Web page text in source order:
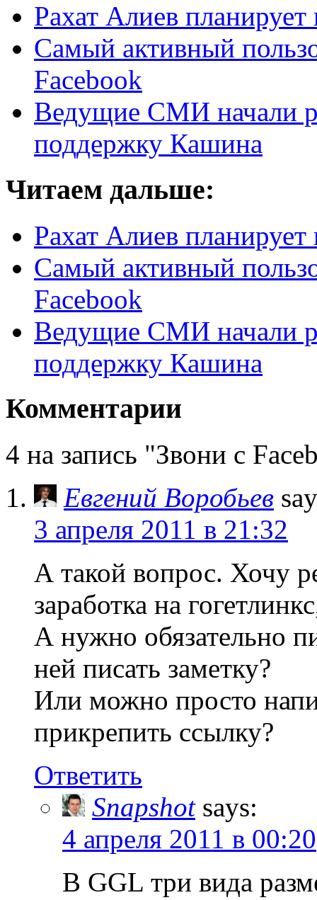
Рахат Алиев планирует
Самый активный
Facebook
Ведущие СМИ начали
поддержку Кашина
Читаем дальше:
Рахат Алиев планирует
Самый активный
Facebook
Ведущие СМИ начали
поддержку Кашина
Комментарии
4 на запись "Звони с
Евгений Воробьев
3 апреля 2011 в 21:32
А такой вопрос. Хочу
заработка на
А нужно обязательно
ней писать заметку?
Или можно просто
прикрепить ссылку?
Ответить
Snapshot says:
4 апреля 2011 в 00:20
В GGL три вида